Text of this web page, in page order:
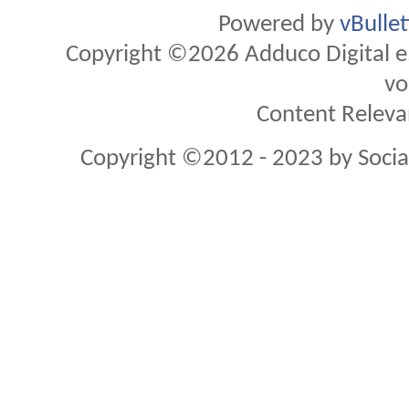
Powered by
Copyright ©2026 Adduco Digital
Content
Copyright ©2012 - 2023 by